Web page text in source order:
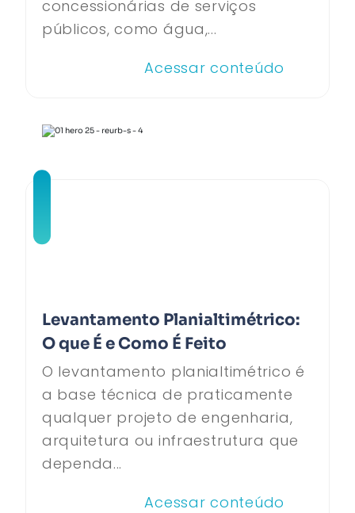
concessionárias de serviços
públicos, como água,...
Acessar conteúdo
Levantamento Planialtimétrico:
O que É e Como É Feito
O levantamento planialtimétrico é
a base técnica de praticamente
qualquer projeto de engenharia,
arquitetura ou infraestrutura que
dependa...
Acessar conteúdo